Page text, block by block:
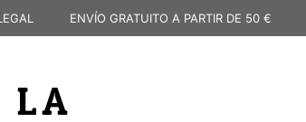
ENVÍO GRATUITO A PARTIR DE 50 €
LA